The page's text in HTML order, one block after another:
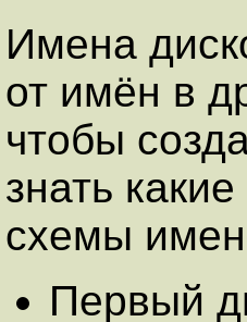
Имена
от имён в
чтобы
знать
схемы
Первый